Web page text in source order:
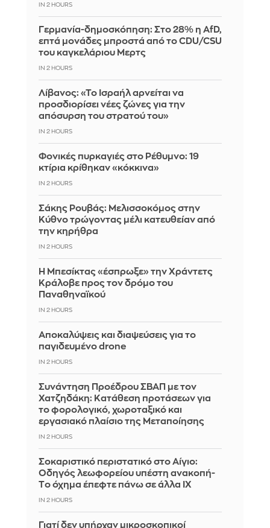
IN 2 HOURS
Γερμανία-δημοσκόπηση: Στο 28% η AfD,
επτά μονάδες μπροστά από το CDU/CSU
του καγκελάριου Μερτς
IN 2 HOURS
Λίβανος: «Το Ισραήλ αρνείται να
προσδιορίσει νέες ζώνες για την
απόσυρση του στρατού του»
IN 2 HOURS
Φονικές πυρκαγιές στο Ρέθυμνο: 19
κτίρια κρίθηκαν «κόκκινα»
IN 2 HOURS
Σάκης Ρουβάς: Μελισσοκόμος στην
Κύθνο τρώγοντας μέλι κατευθείαν από
την κηρήθρα
IN 2 HOURS
Η Μπεσίκτας «έσπρωξε» την Χράντετς
Κράλοβε προς τον δρόμο του
Παναθηναϊκού
IN 2 HOURS
Αποκαλύψεις και διαψεύσεις για το
παγιδευμένο drone
IN 2 HOURS
Συνάντηση Προέδρου ΣΒΑΠ με τον
Χατζηδάκη: Κατάθεση προτάσεων για
το φορολογικό, χωροταξικό και
εργασιακό πλαίσιο της Μεταποίησης
IN 2 HOURS
Σοκαριστικό περιστατικό στο Αίγιο:
Οδηγός λεωφορείου υπέστη ανακοπή-
Tο όχημα έπεφτε πάνω σε άλλα ΙΧ
IN 2 HOURS
Γιατί δεν υπήρχαν μικροσκοπικοί